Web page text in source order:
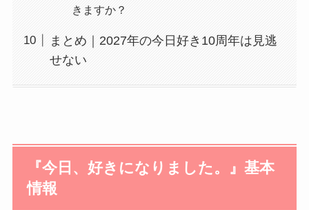
きますか？
まとめ｜2027年の今日好き10周年は見逃
せない
『今日、好きになりました。』基本
情報